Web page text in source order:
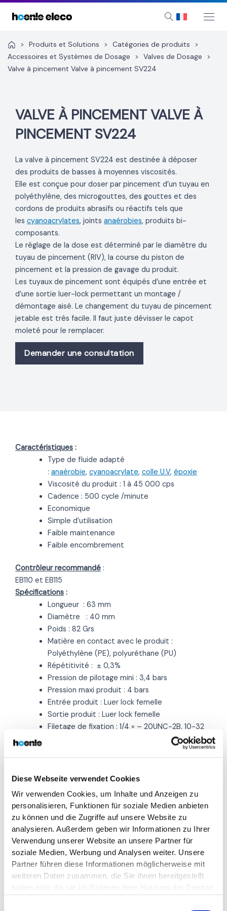
Diese Webseite verwendet Cookies
Wir verwenden Cookies, um Inhalte und Anzeigen zu
personalisieren, Funktionen für soziale Medien anbieten
zu können und die Zugriffe auf unsere Website zu
analysieren. Außerdem geben wir Informationen zu Ihrer
Verwendung unserer Website an unsere Partner für
soziale Medien, Werbung und Analysen weiter. Unsere
Partner führen diese Informationen möglicherweise mit
weiteren Daten zusammen, die Sie ihnen bereitgestellt
haben oder die sie im Rahmen Ihrer Nutzung der Dienste
Aller
> Produits et Solutions > Catégories de produits
>
Accessoires et Systèmes de Dosage
> Valves de Dosage
>
Valve à pincement Valve à pincement SV224
VALVE À PINCEMENT VALVE À
PINCEMENT SV224
La valve à pincement SV224 est destinée à déposer
des produits de basses à moyennes viscosités.
Elle est conçue pour doser par pincement d’un tuyau en
polyéthylène, des microgouttes, des gouttes et des
cordons de produits abrasifs ou réactifs tels que
les cyanoacrylates, joints anaérobies, produits bi-
composants.
Le réglage de la dose est déterminé par le diamètre du
tuyau de pincement (RIV), la course du piston de
pincement et la pression de gavage du produit.
Les tuyaux de pincement sont équipés d’une entrée et
d’une sortie luer-lock permettant un montage /
démontage aisé. Le changement du tuyau de pincement
jetable est très facile. Il faut juste dévisser le capot
moleté pour le remplacer.
Demander une consultation
Caractéristiques :
Type de fluide adapté
: anaérobie, cyanoacrylate, colle U.V, époxie
Viscosité du produit : 1 à 45 000 cps
Cadence : 500 cycle /minute
Economique
Simple d’utilisation
Faible maintenance
Faible encombrement
Contrôleur recommandé :
EB110 et EB115
Spécifications :
Longueur : 63 mm
Diamètre : 40 mm
Poids : 82 Grs
Matière en contact avec le produit :
Polyéthylène (PE), polyuréthane (PU)
Répétitivité : ± 0,3%
Pression de pilotage mini : 3,4 bars
Pression maxi produit : 4 bars
Entrée produit : Luer lock femelle
Sortie produit : Luer lock femelle
Filetage de fixation : 1/4 » – 20UNC-2B, 10-32